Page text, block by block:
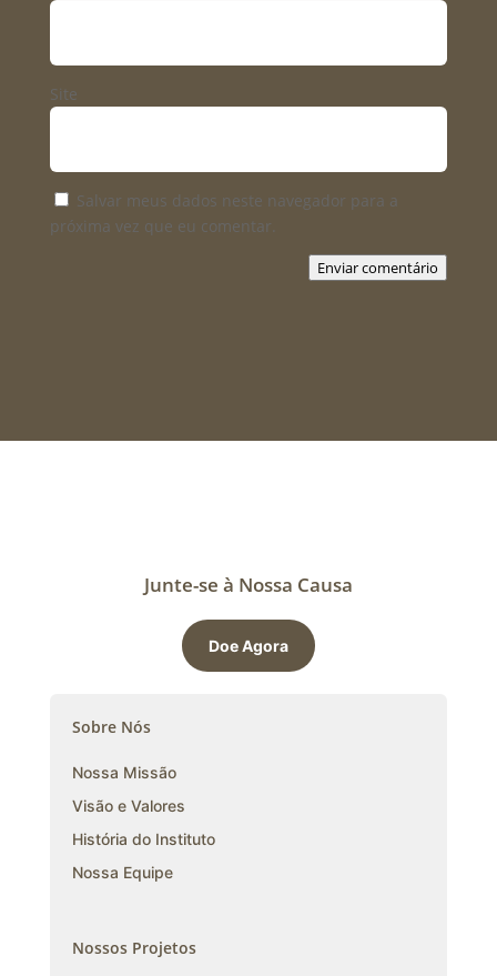
Site
Salvar meus dados neste navegador para a
próxima vez que eu comentar.
Enviar comentário
Junte-se à Nossa Causa
Doe Agora
Sobre Nós
Nossa Missão
Visão e Valores
História do Instituto
Nossa Equipe
Nossos Projetos